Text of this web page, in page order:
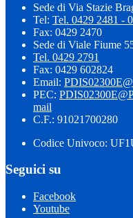
Sede di Via Stazie
Tel: Tel. 0429 2481 -
Fax: 0429 2470
Sede di Viale Fiume
Tel. 0429 2791
Fax: 0429 602824
Email:
PEC:
mail
C.F.: 91021700280
Codice Univoco:
Seguici su
Facebook
Youtube